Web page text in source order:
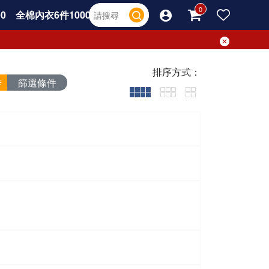
全棉內衣6件1000
篩選條件
排序方式：